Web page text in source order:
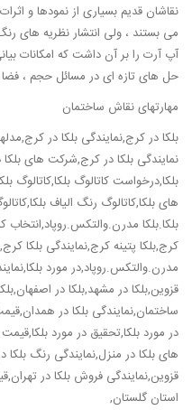
نقاشان قدیم بسیاری از نمودها و
می بستند ، ولی انتشار نظریه های
آپ آرت را بر آن داشت که امکانات
حل های تازه ای در مسائل حجم ،
مهارتهای نقاش ساختمان
بلکا در کرج,نمایندگی بلکا در
نمایندگی بلکا در کرج,شرکت های بلکا
بلکا,درخواست کاتالوگ بلکا,کاتالوگ
های بلکا,کاتالوگ رنگ الیاف
بلکا.بلکا مدرن.والتکس.روپاد,انتخاب
کرج,بلکا پتینه کرج,نمایندگی بلکا
مدرن.والتکس.روپاد,در مورد
قزوین,بلکا در مشهد,بلکا در
ساختمان,نمایندگی بلکا در
در مورد بلکا,تحقیق در مورد
های بلکا در منزل,نمایندگی رنگ بلکا
قزوین,نمایندگی فروش بلکا در
استان گلستان,